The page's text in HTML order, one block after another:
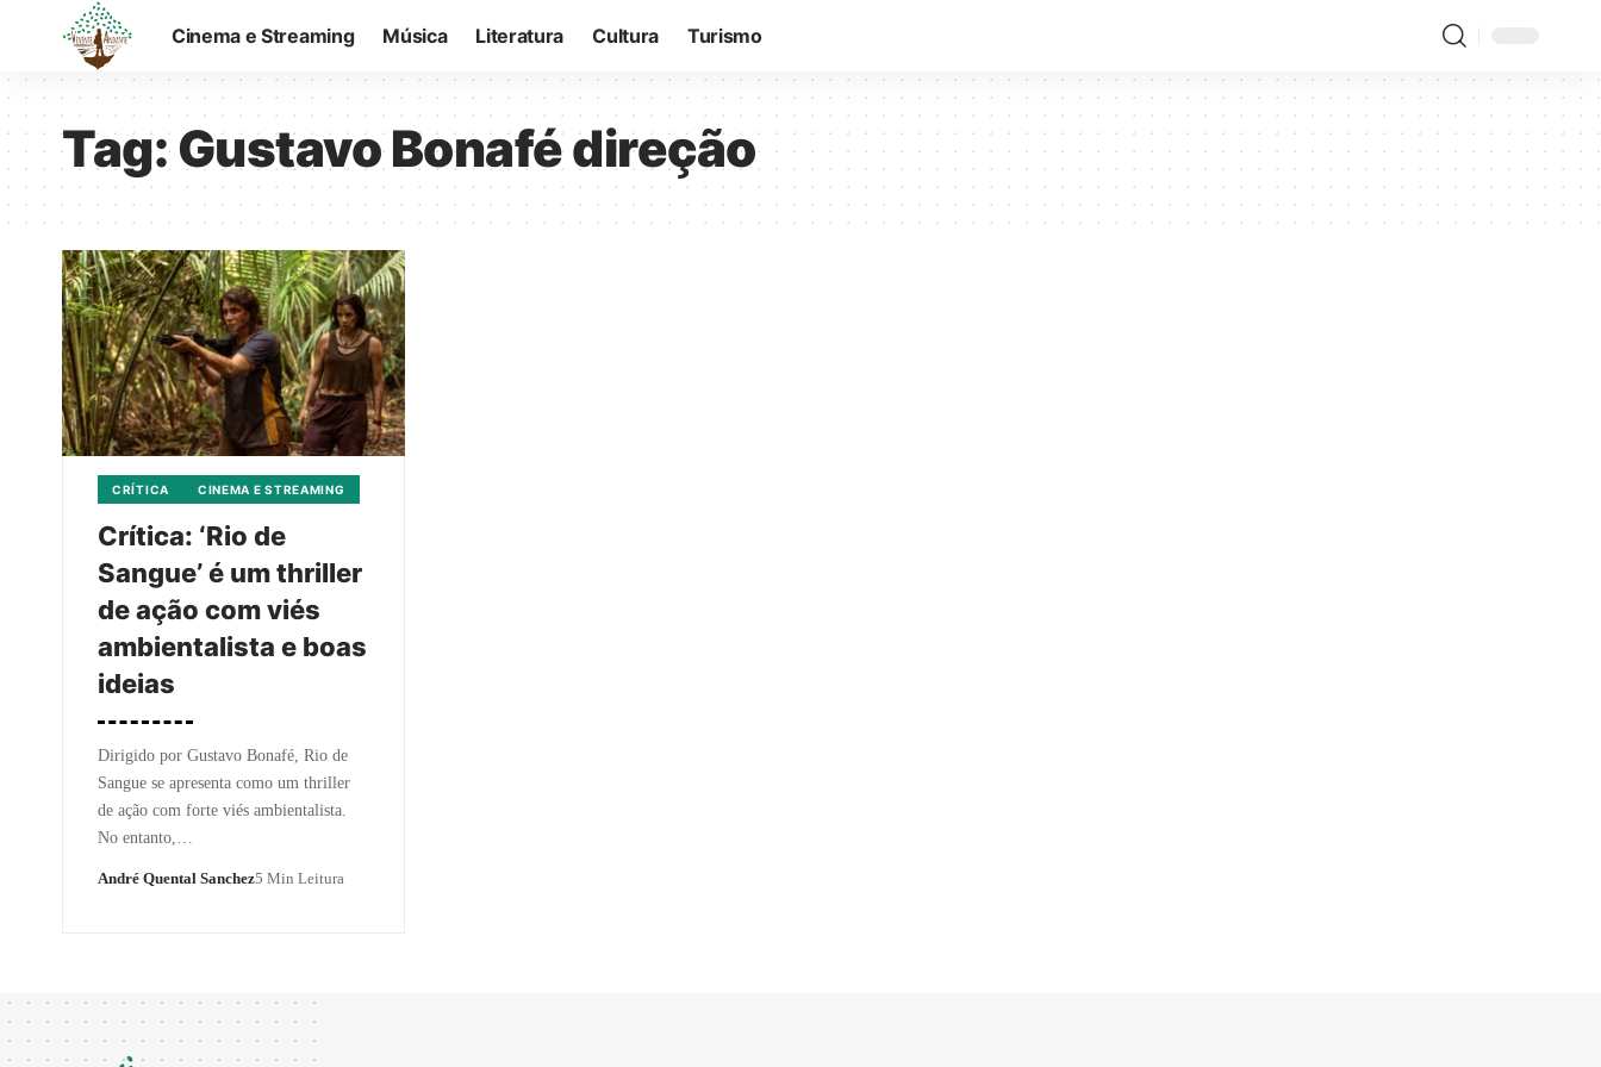
Cinema e Streaming Música Literatura Cultura Turismo
Tag:Gustavo Bonafé direção
CRÍTICA CINEMA E STREAMING
Crítica: ‘Rio de
Sangue’ é um thriller
de ação com viés
ambientalista e boas
ideias
Dirigido por Gustavo Bonafé, Rio de
Sangue se apresenta como um thriller
de ação com forte viés ambientalista.
No entanto,…
André Quental Sanchez5 Min Leitura